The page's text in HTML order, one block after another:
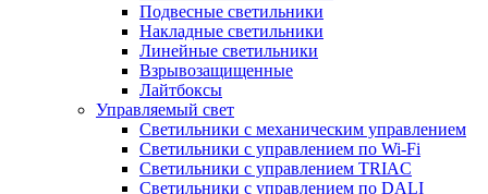
Подвесные светильники
Накладные светильники
Линейные светильники
Взрывозащищенные
Лайтбоксы
Управляемый свет
Светильники с механическим управлением
Светильники с управлением по Wi-Fi
Светильники с управлением TRIAC
Светильники с управлением по DALI